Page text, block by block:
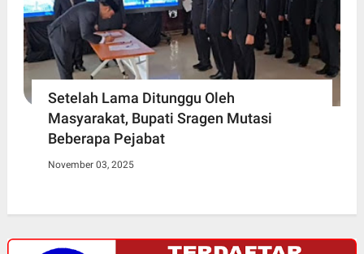
Setelah Lama Ditunggu Oleh
Masyarakat, Bupati Sragen Mutasi
Beberapa Pejabat
November 03, 2025